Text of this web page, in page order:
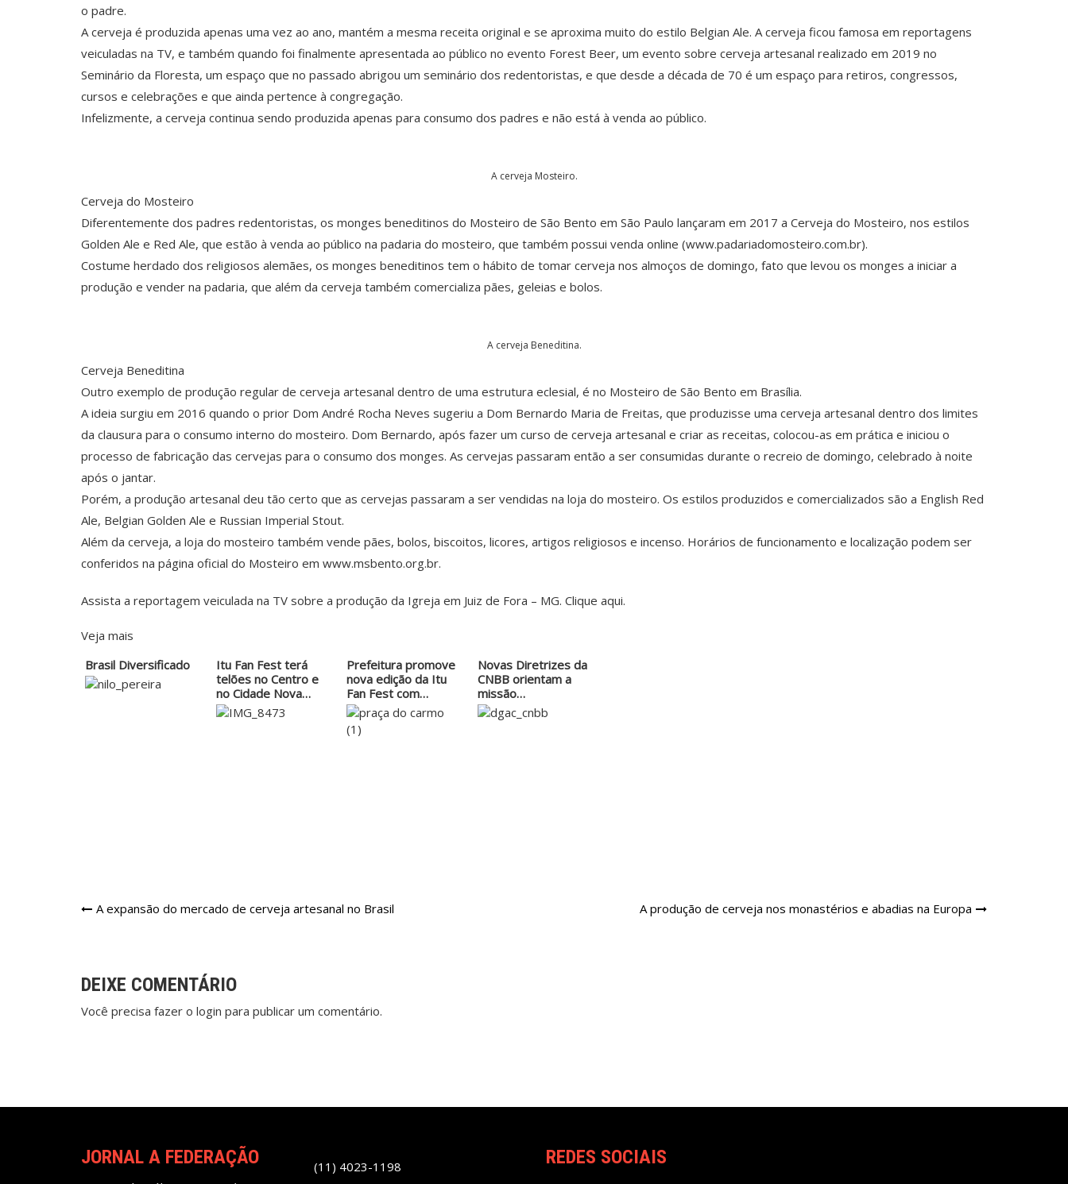
o padre.
A cerveja é produzida apenas uma vez ao ano, mantém a mesma receita original e se aproxima muito do estilo Belgian Ale. A cerveja ficou famosa em reportagens
veiculadas na TV, e também quando foi finalmente apresentada ao público no evento Forest Beer, um evento sobre cerveja artesanal realizado em 2019 no
Seminário da Floresta, um espaço que no passado abrigou um seminário dos redentoristas, e que desde a década de 70 é um espaço para retiros, congressos,
cursos e celebrações e que ainda pertence à congregação.
Infelizmente, a cerveja continua sendo produzida apenas para consumo dos padres e não está à venda ao público.
A cerveja Mosteiro.
Cerveja do Mosteiro
Diferentemente dos padres redentoristas, os monges beneditinos do Mosteiro de São Bento em São Paulo lançaram em 2017 a Cerveja do Mosteiro, nos estilos
Golden Ale e Red Ale, que estão à venda ao público na padaria do mosteiro, que também possui venda online (www.padariadomosteiro.com.br).
Costume herdado dos religiosos alemães, os monges beneditinos tem o hábito de tomar cerveja nos almoços de domingo, fato que levou os monges a iniciar a
produção e vender na padaria, que além da cerveja também comercializa pães, geleias e bolos.
A cerveja Beneditina.
Cerveja Beneditina
Outro exemplo de produção regular de cerveja artesanal dentro de uma estrutura eclesial, é no Mosteiro de São Bento em Brasília.
A ideia surgiu em 2016 quando o prior Dom André Rocha Neves sugeriu a Dom Bernardo Maria de Freitas, que produzisse uma cerveja artesanal dentro dos limites
da clausura para o consumo interno do mosteiro. Dom Bernardo, após fazer um curso de cerveja artesanal e criar as receitas, colocou-as em prática e iniciou o
processo de fabricação das cervejas para o consumo dos monges. As cervejas passaram então a ser consumidas durante o recreio de domingo, celebrado à noite
após o jantar.
Porém, a produção artesanal deu tão certo que as cervejas passaram a ser vendidas na loja do mosteiro. Os estilos produzidos e comercializados são a English Red
Ale, Belgian Golden Ale e Russian Imperial Stout.
Além da cerveja, a loja do mosteiro também vende pães, bolos, biscoitos, licores, artigos religiosos e incenso. Horários de funcionamento e localização podem ser
conferidos na página oficial do Mosteiro em www.msbento.org.br.
Assista a reportagem veiculada na TV sobre a produção da Igreja em Juiz de Fora – MG. Clique aqui.
Veja mais
Brasil Diversificado
Itu Fan Fest terá
telões no Centro e
no Cidade Nova…
Prefeitura promove
nova edição da Itu
Fan Fest com…
Novas Diretrizes da
CNBB orientam a
missão…
Navegação
A expansão do mercado de cerveja artesanal no Brasil A produção de cerveja nos monastérios e abadias na Europa
DEIXE COMENTÁRIO
Você precisa fazer o login para publicar um comentário.
JORNAL A FEDERAÇÃO (11) 4023-1198 REDES SOCIAIS